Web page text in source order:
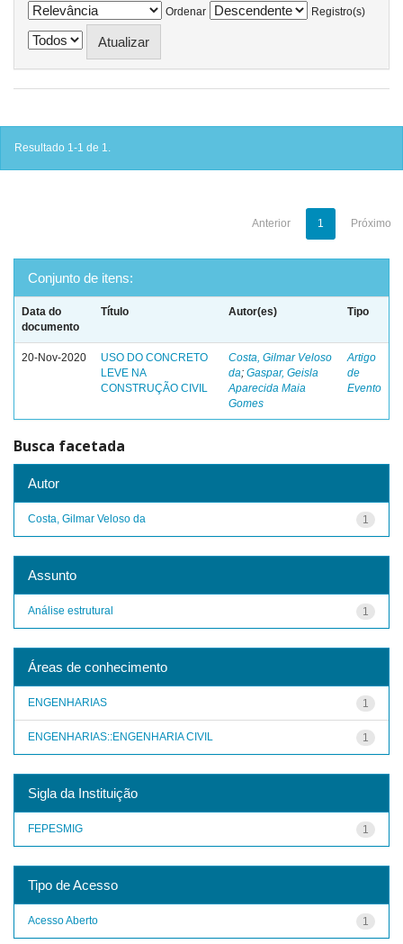
Ordenar
Registro(s)
Resultado 1-1 de 1.
Anterior 1 Próximo
Conjunto de itens:
Data do
documento
Título Autor(es) Tipo
20-Nov-2020
USO DO CONCRETO
LEVE NA
CONSTRUÇÃO CIVIL
Costa, Gilmar Veloso
da; Gaspar, Geisla
Aparecida Maia
Gomes
Artigo
de
Evento
Busca facetada
Autor
1
Costa, Gilmar Veloso da
Assunto
1
Análise estrutural
Áreas de conhecimento
1
ENGENHARIAS
1
ENGENHARIAS::ENGENHARIA CIVIL
Sigla da Instituição
1
FEPESMIG
Tipo de Acesso
1
Acesso Aberto